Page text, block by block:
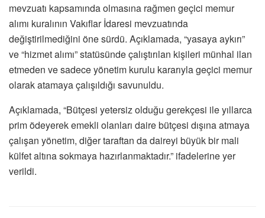
mevzuatı kapsamında olmasına rağmen geçici memur
alımı kuralının Vakıflar İdaresi mevzuatında
değiştirilmediğini öne sürdü. Açıklamada, “yasaya aykırı”
ve “hizmet alımı” statüsünde çalıştırılan kişileri münhal ilan
etmeden ve sadece yönetim kurulu kararıyla geçici memur
olarak atamaya çalışıldığı savunuldu.
Açıklamada, “Bütçesi yetersiz olduğu gerekçesi ile yıllarca
prim ödeyerek emekli olanları daire bütçesi dışına atmaya
çalışan yönetim, diğer taraftan da daireyi büyük bir mali
külfet altına sokmaya hazırlanmaktadır.” ifadelerine yer
verildi.